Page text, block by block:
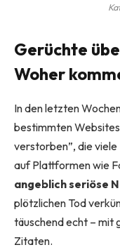
Gerüchte
Woher
In den letzten
bestimmten
verstorben”, die
auf Plattformen wie
angeblich seriöse
plötzlichen Tod
täuschend echt – mit
Zitaten.